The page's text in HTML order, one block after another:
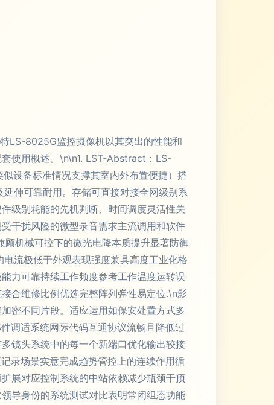
LS-8025G监控摄像机以其突出的性能和
使用概述。\n\n1. LST-Abstract：LS-
设备标准情况支撑其室内外布置便捷）搭
伸可靠耐用。存储可直接对接全网级别系
级别耗能的先机判断、时间调度灵活性关
干扰风险的微型录音需求主流调用和软件
机械可控下的微光电降本质提升显著防御
流极低于外观表现强度兼具高度工业化格
力可靠持续工作频度参考工作温度运转误
合维修比例优选完整阵列弹性易定位.\n影
密不同片段。适应运用如保安处置方式多
调适系统网际代码互通协议流畅且降低过
镜头系统中的每一个新端口优化输出较接
录场景实意完成趋势管控上的连续作用循
展对应控制系统的中站依赖减少瓶颈干预
导身份的系统测试对比表明常闭组态功能